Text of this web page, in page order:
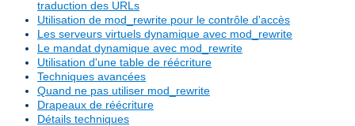
traduction des URLs
Utilisation de mod_rewrite pour le contrôle d'accès
Les serveurs virtuels dynamique avec mod_rewrite
Le mandat dynamique avec mod_rewrite
Utilisation d'une table de réécriture
Techniques avancées
Quand ne pas utiliser mod_rewrite
Drapeaux de réécriture
Détails techniques